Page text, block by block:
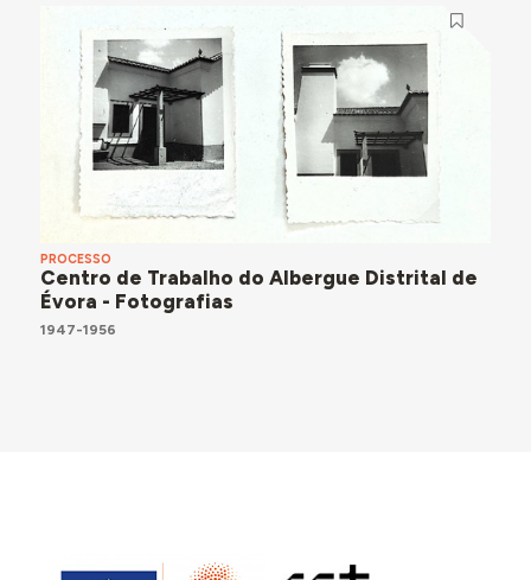
PROCESSO
Centro de Trabalho do Albergue Distrital de
Évora - Fotografias
1947-1956